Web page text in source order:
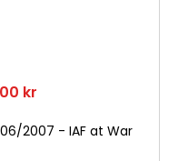
kr
2007 - IAF at War